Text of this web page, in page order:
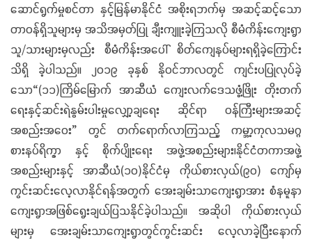
ဆောင်ရွက်မှုစင်တာ နှင့်မြန်မာနိုင်ငံ အစိုးရဘက်မှ အဆင့်ဆင့်သော
တာဝန်ရှိသူများမှ အသိအမှတ်ပြု ချီးကျူးခဲ့ကြသလို စီမံကိန်းကျေးရွာ
သူ/သားများမှလည်း စီမံကိန်းအပေါ် စိတ်ကျေနပ်များရရှိခဲ့ကြောင်း
သိရှိ ခဲ့ပါသည်။ ၂ဝ၁၉ ခုနှစ် နိုဝင်ဘာလတွင် ကျင်းပပြုလုပ်ခဲ့
သော“(၁၁)ကြိမ်မြောက် အာဆီယံ ကျေးလက်ဒေသဖွံ့ဖြိုး တိုးတက်
ရေးနှင့်ဆင်းရဲနွမ်းပါးမှုလျှော့ချရေး ဆိုင်ရာ ဝန်ကြီးများအဆင့်
အစည်းအဝေး” တွင် တက်ရောက်လာကြသည့် ကမ္ဘာ့ကုလသမဂ္ဂ
စားနပ်ရိက္ခာ နှင့် စိုက်ပျိုးရေး အဖွဲ့အစည်းများ၊နိုင်ငံတကာအဖွဲ့
အစည်းများနှင့် အာဆီယံ(၁၀)နိုင်ငံမှ ကိုယ်စားလှယ်(၉၀) ကျော်မှ
ကွင်းဆင်းလေ့လာနိုင်ရန်အတွက် အေးချမ်းသာကျေးရွာအား စံနမူနာ
ကျေးရွာအဖြစ်ရွေးချယ်ပြသနိုင်ခဲ့ပါသည်။ အဆိုပါ ကိုယ်စားလှယ်
များမှ အေးချမ်းသာကျေးရွာတွင်ကွင်းဆင်း လေ့လာခဲ့ပြီးနောက်